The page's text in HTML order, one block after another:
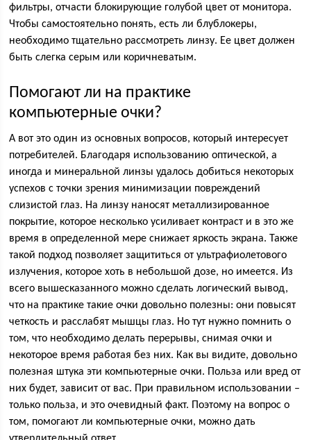
фильтры, отчасти блокирующие голубой цвет от монитора.
Чтобы самостоятельно понять, есть ли блублокеры,
необходимо тщательно рассмотреть линзу. Ее цвет должен
быть слегка серым или коричневатым.
Помогают ли на практике
компьютерные очки?
А вот это один из основных вопросов, который интересует
потребителей. Благодаря использованию оптической, а
иногда и минеральной линзы удалось добиться некоторых
успехов с точки зрения минимизации повреждений
слизистой глаз. На линзу наносят металлизированное
покрытие, которое несколько усиливает контраст и в это же
время в определенной мере снижает яркость экрана. Также
такой подход позволяет защититься от ультрафиолетового
излучения, которое хоть в небольшой дозе, но имеется. Из
всего вышесказанного можно сделать логический вывод,
что на практике такие очки довольно полезны: они повысят
четкость и расслабят мышцы глаз. Но тут нужно помнить о
том, что необходимо делать перерывы, снимая очки и
некоторое время работая без них. Как вы видите, довольно
полезная штука эти компьютерные очки. Польза или вред от
них будет, зависит от вас. При правильном использовании –
только польза, и это очевидный факт. Поэтому на вопрос о
том, помогают ли компьютерные очки, можно дать